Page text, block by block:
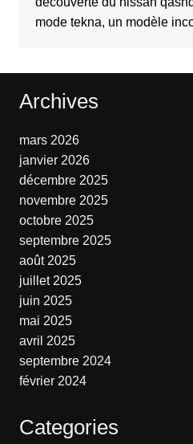
mode tekna, un modèle
Archives
mars 2026
janvier 2026
décembre 2025
novembre 2025
octobre 2025
septembre 2025
août 2025
juillet 2025
juin 2025
mai 2025
avril 2025
septembre 2024
février 2024
Categories